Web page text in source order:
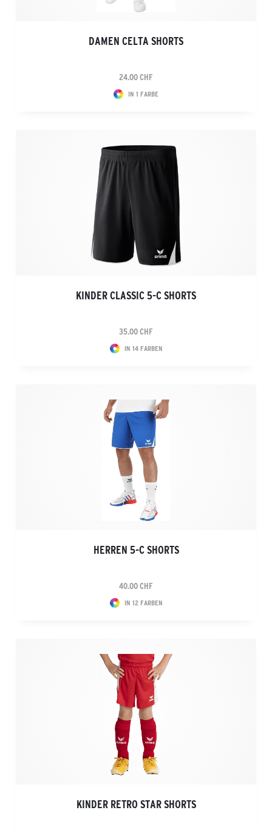
DAMEN CELTA SHORTS
24.00 CHF
IN 1 FARBE
KINDER CLASSIC 5-C SHORTS
35.00 CHF
IN 14 FARBEN
HERREN 5-C SHORTS
40.00 CHF
IN 12 FARBEN
KINDER RETRO STAR SHORTS